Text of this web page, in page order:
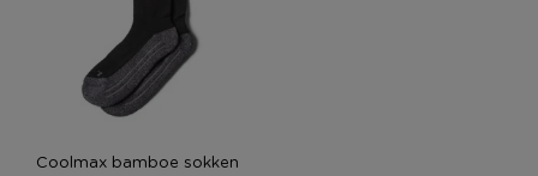
Coolmax bamboe sokken